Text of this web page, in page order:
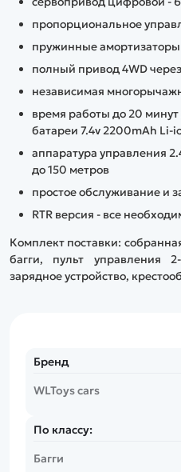
пропорциональное
пружинные
полный привод 4WD
независимая
время работы до 20 минут
батареи 7.4v 2200mAh Li-
аппаратура управления
до 150 метров
простое обслуживание и
RTR версия - все
Комплект поставки:
багги, пульт управления
зарядное устройство,
Бренд
WLToys cars
По классу:
Багги